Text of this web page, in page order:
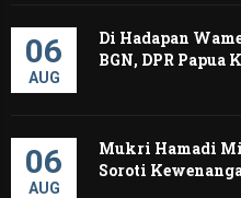
06
AUG
Di Hadapan
BGN, DPR Papua
06
AUG
Mukri Hamadi
Soroti